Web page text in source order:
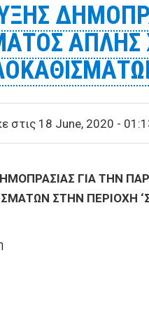
ΑΠΛΗΣ
στις 18 June, 2020 -
ΓΙΑ ΤΗΝ
ΣΤΗΝ ΠΕΡΙΟΧΗ
ΔΙΑΚΗΡΥΞΗΣ